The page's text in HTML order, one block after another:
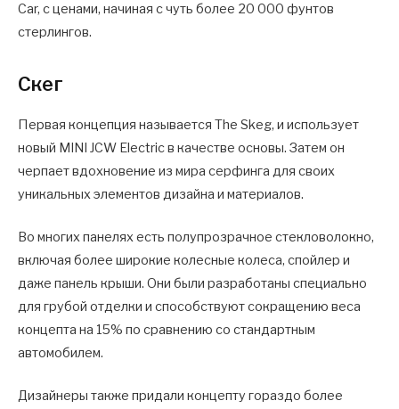
Car, с ценами, начиная с чуть более 20 000 фунтов
стерлингов.
Скег
Первая концепция называется The Skeg, и использует
новый MINI JCW Electric в качестве основы. Затем он
черпает вдохновение из мира серфинга для своих
уникальных элементов дизайна и материалов.
Во многих панелях есть полупрозрачное стекловолокно,
включая более широкие колесные колеса, спойлер и
даже панель крыши. Они были разработаны специально
для грубой отделки и способствуют сокращению веса
концепта на 15% по сравнению со стандартным
автомобилем.
Дизайнеры также придали концепту гораздо более